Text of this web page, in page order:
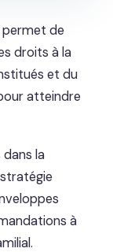
de
droits à la
et du
atteindre
la
à